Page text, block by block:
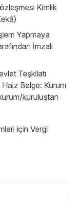
Kimlik
Yapmaya
İmzalı
Teşkilatı
Haiz Belge: Kurum
kuruluştan
için Vergi